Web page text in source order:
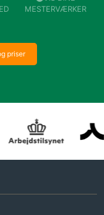
MESTERVÆRKER
priser